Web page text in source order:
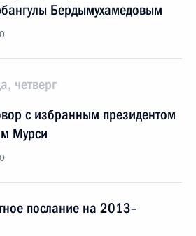
Бердымухамедовым
четверг
с избранным президентом
Мурси
послание на 2013–